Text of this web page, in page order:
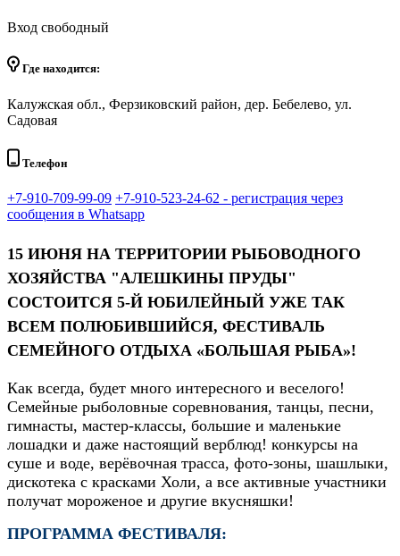
Вход свободный
Где находится:
Калужская обл., Ферзиковский район, дер. Бебелево, ул.
Садовая
Телефон
+7-910-709-99-09 +7-910-523-24-62 - регистрация через
сообщения в Whatsapp
15 ИЮНЯ НА ТЕРРИТОРИИ РЫБОВОДНОГО
ХОЗЯЙСТВА "АЛЕШКИНЫ ПРУДЫ"
СОСТОИТСЯ 5-Й ЮБИЛЕЙНЫЙ УЖЕ ТАК
ВСЕМ ПОЛЮБИВШИЙСЯ, ФЕСТИВАЛЬ
СЕМЕЙНОГО ОТДЫХА «БОЛЬШАЯ РЫБА»!
Как всегда, будет много интересного и веселого!
Семейные рыболовные соревнования, танцы, песни,
гимнасты, мастер-классы, большие и маленькие
лошадки и даже настоящий верблюд! конкурсы на
суше и воде, верёвочная трасса, фото-зоны, шашлыки,
дискотека с красками Холи, а все активные участники
получат мороженое и другие вкусняшки!
ПРОГРАММА ФЕСТИВАЛЯ: